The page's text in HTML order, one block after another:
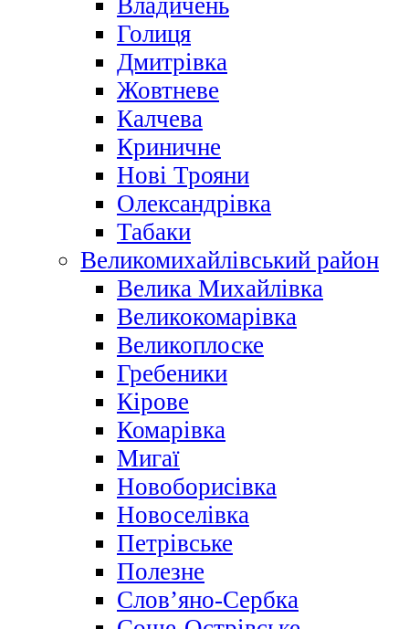
Владичень
Голиця
Дмитрівка
Жовтневе
Калчева
Криничне
Нові Трояни
Олександрівка
Табаки
Великомихайлівський район
Велика Михайлівка
Великокомарівка
Великоплоске
Гребеники
Кірове
Комарівка
Мигаї
Новоборисівка
Новоселівка
Петрівське
Полезне
Слов’яно-Сербка